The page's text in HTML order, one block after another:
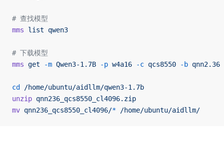
# 查找模型
mms list qwen3
# 下载模型
mms get -m Qwen3-1.7B -p w4a16 -c qcs8550 -b qnn2.36
cd
/home/ubuntu/aidllm/qwen3-1.7b
unzip qnn236_qcs8550_cl4096.zip
mv qnn236_qcs8550_cl4096/* /home/ubuntu/aidllm/